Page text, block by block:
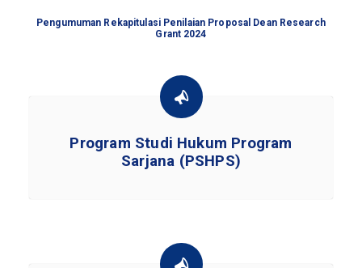
Pengumuman Rekapitulasi Penilaian Proposal Dean Research
Grant 2024
Program Studi Hukum Program
Sarjana (PSHPS)